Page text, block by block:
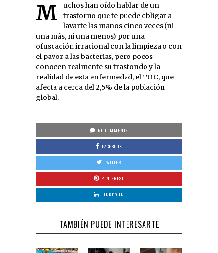
Muchos han oído hablar de un
trastorno que te puede obligar a
lavarte las manos cinco veces (ni
una más, ni una menos) por una
ofuscación irracional con la limpieza o con
el pavor a las bacterias, pero pocos
conocen realmente su trasfondo y la
realidad de esta enfermedad, el TOC, que
afecta a cerca del 2,5% de la población
global.
NO COMMENTS
FACEBOOK
TWITTER
PINTEREST
LINKED IN
TAMBIÉN PUEDE INTERESARTE